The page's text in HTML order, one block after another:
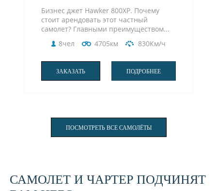
Бизнес джет Hawker 800XP. Почему
стоит арендовать этот частный
самолет? Главными преимуществом...
8чел
4705км 830Км/ч
ЗАКАЗАТЬ ПОДРОБНЕЕ
ПОСМОТРЕТЬ ВСЕ САМОЛЁТЫ
САМОЛЕТ И ЧАРТЕР ПОДЧИНЯТ